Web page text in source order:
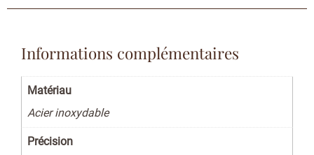
Informations complémentaires
Matériau
Acier inoxydable
Précision